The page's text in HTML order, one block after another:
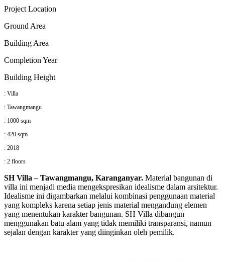
Project Location
Ground Area
Building Area
Completion Year
Building Height
: Villa
: Tawangmangu
: 1000 sqm
: 420 sqm
: 2018
: 2 floors
SH Villa – Tawangmangu, Karanganyar. Material bangunan di
villa ini menjadi media mengekspresikan idealisme dalam arsitektur.
Idealisme ini digambarkan melalui kombinasi penggunaan material
yang kompleks karena setiap jenis material mengandung elemen
yang menentukan karakter bangunan. SH Villa dibangun
menggunakan batu alam yang tidak memiliki transparansi, namun
sejalan dengan karakter yang diinginkan oleh pemilik.